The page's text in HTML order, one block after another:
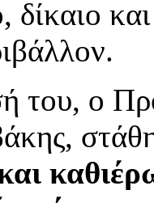
δίκαιο
του, ο